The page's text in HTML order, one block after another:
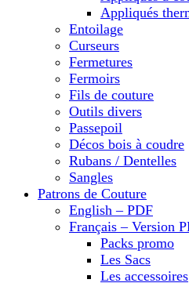
Appliqués
Entoilage
Curseurs
Fermetures
Fermoirs
Fils de couture
Outils divers
Passepoil
Décos bois à coudre
Rubans / Dentelles
Sangles
Patrons de Couture
English – PDF
Français – Version
Packs promo
Les Sacs
Les accessoires